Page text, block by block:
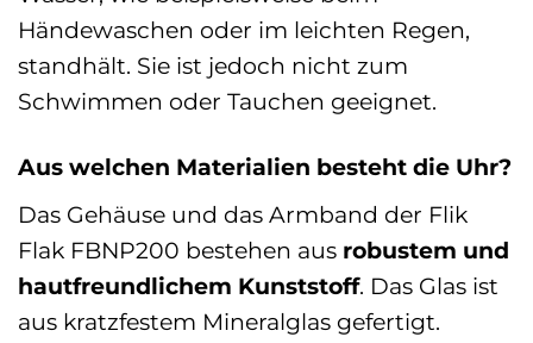
Händewaschen oder im leichten Regen,
standhält. Sie ist jedoch nicht zum
Schwimmen oder Tauchen geeignet.
Aus welchen Materialien besteht die Uhr?
Das Gehäuse und das Armband der Flik
Flak FBNP200 bestehen aus robustem und
hautfreundlichem Kunststoff. Das Glas ist
aus kratzfestem Mineralglas gefertigt.